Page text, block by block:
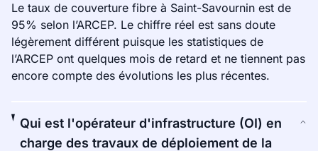
Le taux de couverture fibre à Saint-Savournin est de
95% selon l’ARCEP. Le chiffre réel est sans doute
légèrement différent puisque les statistiques de
l’ARCEP ont quelques mois de retard et ne tiennent pas
encore compte des évolutions les plus récentes.
Qui est l'opérateur d'infrastructure (OI) en
charge des travaux de déploiement de la